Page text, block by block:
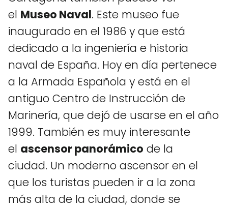
el Museo Naval. Este museo fue
inaugurado en el 1986 y que está
dedicado a la ingeniería e historia
naval de España. Hoy en día pertenece
a la Armada Española y está en el
antiguo Centro de Instrucción de
Marinería, que dejó de usarse en el año
1999. También es muy interesante
el ascensor panorámico de la
ciudad. Un moderno ascensor en el
que los turistas pueden ir a la zona
más alta de la ciudad, donde se